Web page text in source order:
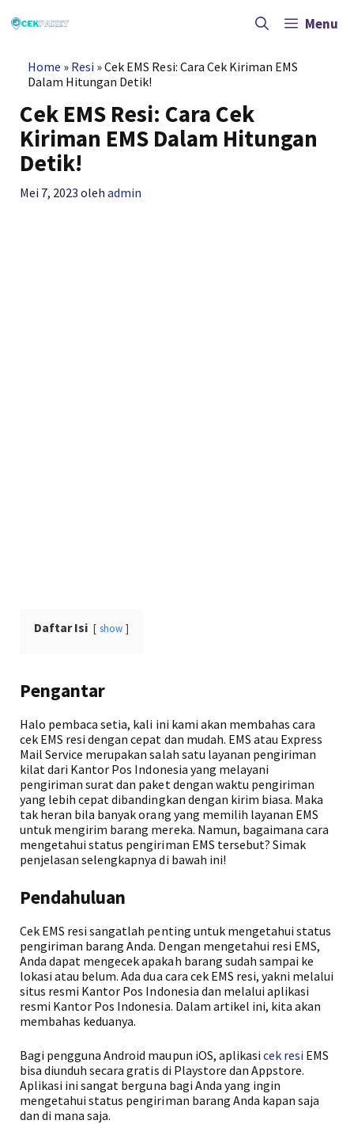
ke
Menu
Home » Resi »Cek EMS Resi: Cara Cek Kiriman EMS
Dalam Hitungan Detik!
Cek EMS Resi: Cara Cek
Kiriman EMS Dalam Hitungan
Detik!
Mei 7, 2023 olehadmin
Daftar Isi show
Pengantar
Halo pembaca setia, kali ini kami akan membahas cara
cek EMS resi dengan cepat dan mudah. EMS atau Express
Mail Service merupakan salah satu layanan pengiriman
kilat dari Kantor Pos Indonesia yang melayani
pengiriman surat dan paket dengan waktu pengiriman
yang lebih cepat dibandingkan dengan kirim biasa. Maka
tak heran bila banyak orang yang memilih layanan EMS
untuk mengirim barang mereka. Namun, bagaimana cara
mengetahui status pengiriman EMS tersebut? Simak
penjelasan selengkapnya di bawah ini!
Pendahuluan
Cek EMS resi sangatlah penting untuk mengetahui status
pengiriman barang Anda. Dengan mengetahui resi EMS,
Anda dapat mengecek apakah barang sudah sampai ke
lokasi atau belum. Ada dua cara cek EMS resi, yakni melalui
situs resmi Kantor Pos Indonesia dan melalui aplikasi
resmi Kantor Pos Indonesia. Dalam artikel ini, kita akan
membahas keduanya.
Bagi pengguna Android maupun iOS, aplikasi cek resi EMS
bisa diunduh secara gratis di Playstore dan Appstore.
Aplikasi ini sangat berguna bagi Anda yang ingin
mengetahui status pengiriman barang Anda kapan saja
dan di mana saja.